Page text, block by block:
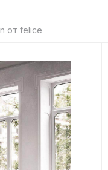
от felice